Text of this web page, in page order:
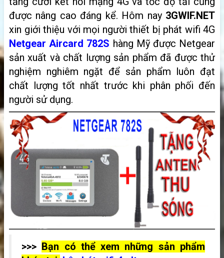
được nâng cao đáng kể. Hôm nay 3GWIF.NET
xin giới thiệu với mọi người thiết bị phát wifi 4G
Netgear Aircard 782S hàng Mỹ được Netgear
sản xuất và chất lượng sản phẩm đã được thử
nghiệm nghiêm ngặt để sản phẩm luôn đạt
chất lượng tốt nhất trước khi phân phối đến
người sử dụng.
>>> Bạn có thể xem những sản phẩm